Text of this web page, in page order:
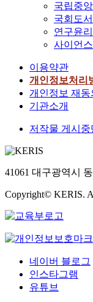
국립중
국회도
연구윤
사이언
이용약관
개인정보처리
개인정보 재동
기관소개
저작물 게시중
41061 대구광역시
Copyright© KERIS.
네이버 블로그
인스타그램
유튜브